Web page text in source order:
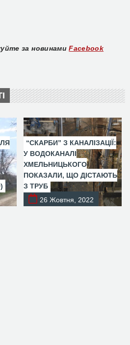
за новинами Facebook
“СКАРБИ” З КАНАЛІЗАЦІЇ:
У ВОДОКАНАЛІ
ХМЕЛЬНИЦЬКОГО
ПОКАЗАЛИ, ЩО ДІСТАЮТЬ
З ТРУБ
26 Жовтня, 2022